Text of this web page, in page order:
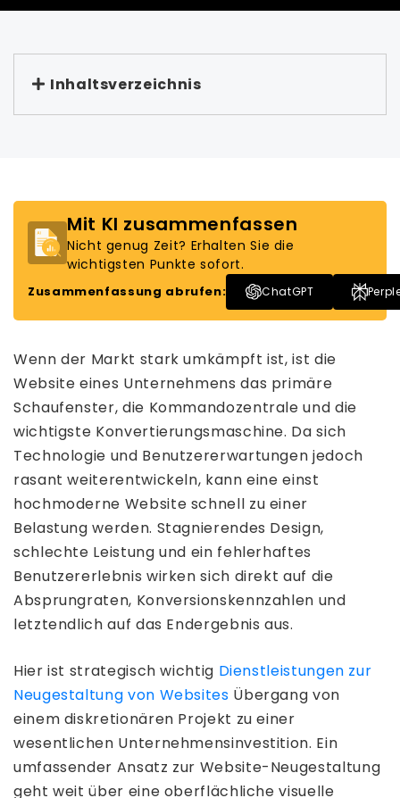
Inhaltsverzeichnis
Mit KI zusammenfassen
Nicht genug Zeit? Erhalten Sie die
wichtigsten Punkte sofort.
Zusammenfassung abrufen: ChatGPT
Wenn der Markt stark umkämpft ist, ist die
Website eines Unternehmens das primäre
Schaufenster, die Kommandozentrale und die
wichtigste Konvertierungsmaschine. Da sich
Technologie und Benutzererwartungen jedoch
rasant weiterentwickeln, kann eine einst
hochmoderne Website schnell zu einer
Belastung werden. Stagnierendes Design,
schlechte Leistung und ein fehlerhaftes
Benutzererlebnis wirken sich direkt auf die
Absprungraten, Konversionskennzahlen und
letztendlich auf das Endergebnis aus.
Hier ist strategisch wichtig Dienstleistungen zur
Neugestaltung von Websites Übergang von
einem diskretionären Projekt zu einer
wesentlichen Unternehmensinvestition. Ein
umfassender Ansatz zur Website-Neugestaltung
geht weit über eine oberflächliche visuelle